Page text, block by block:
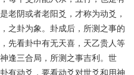
老阴或者老阳爻，才称为动爻，
之卦为象。卦成后，所测之事的
先看卦中有无天喜，天乙贵人等
逢三合局，所测之事吉利。世
有动爻，要看动爻对世爻和用神